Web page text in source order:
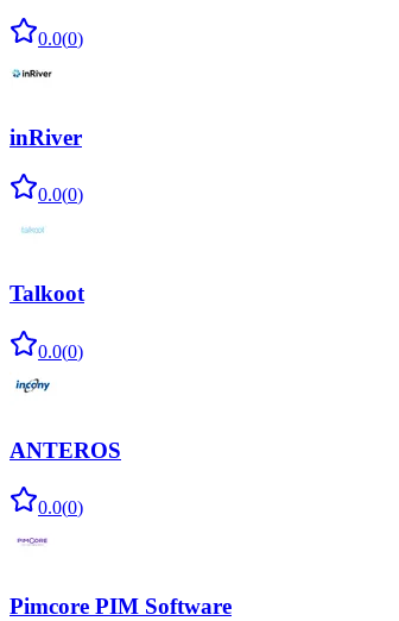
0.0(0)
inRiver
0.0(0)
Talkoot
0.0(0)
ANTEROS
0.0(0)
Pimcore PIM Software